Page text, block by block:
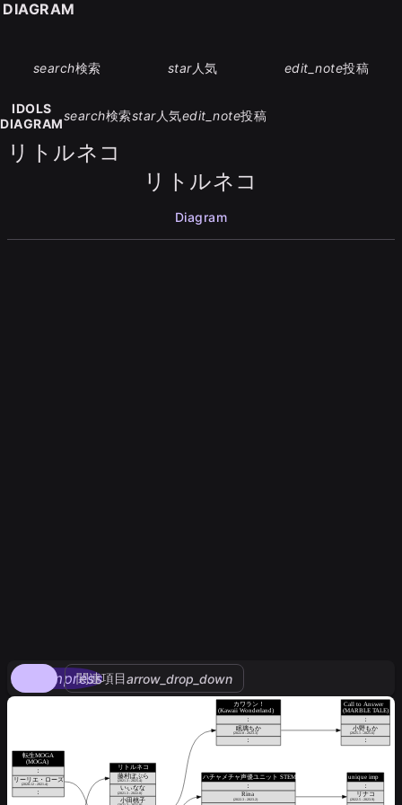
search検索 star人気 edit_note投稿
IDOLS
DIAGRAM
search検索star人気edit_note投稿
リトルネコ
リトルネコ
Diagram
compress
関連項目arrow_drop_down